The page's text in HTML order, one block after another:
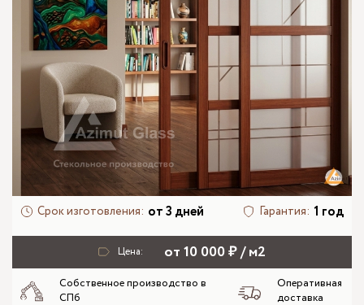
Срок изготовления: от 3 дней Гарантия: 1 год
Цена: от 10 000 ₽ / м2
Собственное производство в
СПб
Оперативная
доставка